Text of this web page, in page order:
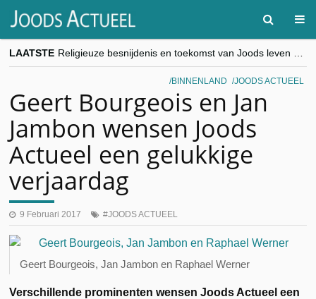
LAATSTE
“Besnijdenisdebat toont hoe moeilijk seculiere Westen minderheden begrijpt”, Jinnih Beels (Vooruit)
CITYTRIP | ROEMENIË – Boekarest: de verrassing van Oost-Europa
BINNENLAND JOODS ACTUEEL
Geert Bourgeois en Jan
Jambon wensen Joods
Actueel een gelukkige
verjaardag
9 Februari 2017 JOODS ACTUEEL
Geert Bourgeois, Jan Jambon en Raphael Werner
Verschillende prominenten wensen Joods Actueel een